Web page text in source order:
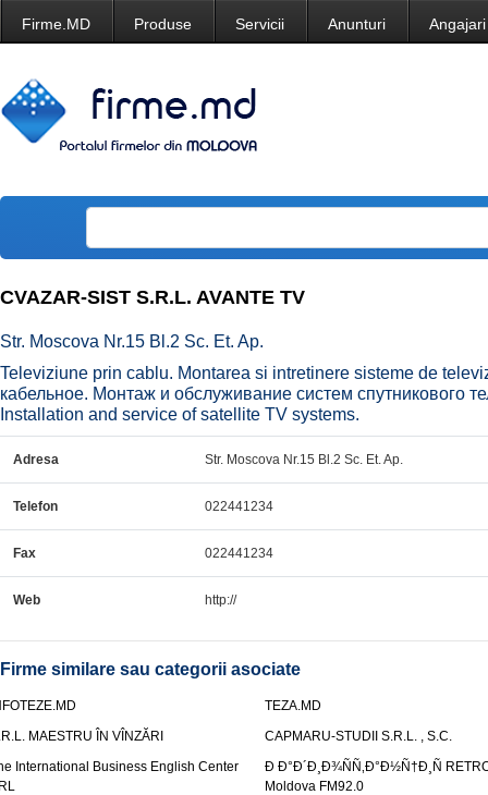
Firme.MD Produse Servicii Anunturi Angajari
CVAZAR-SIST S.R.L. AVANTE TV
Str. Moscova Nr.15 Bl.2 Sc. Et. Ap.
Televiziune prin cablu. Montarea si intretinere sisteme de
кабельное. Монтаж и обслуживание систем спутникового
Installation and service of satellite TV systems.
Adresa Str. Moscova Nr.15 Bl.2 Sc. Et. Ap.
Telefon 022441234
Fax 022441234
Web http://
Firme similare sau categorii asociate
TEZA.MD
MAESTRU ÎN VÎNZĂRI
CAPMARU-STUDII S.R.L. , S.C.
International Business English Center
Ð Ð°Ð´Ð¸Ð¾ÑÑ‚Ð°Ð½Ñ†Ð¸Ñ
Moldova FM92.0